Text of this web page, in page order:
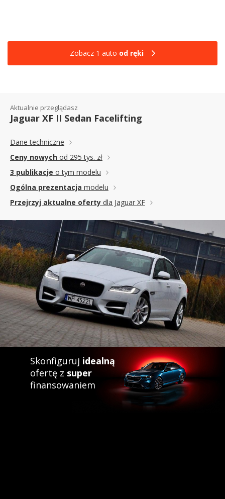
Zobacz 1 auto od ręki
Aktualnie przeglądasz
Jaguar XF II Sedan Facelifting
Dane techniczne
Ceny nowych od 295 tys. zł
3 publikacje o tym modelu
Ogólna prezentacja modelu
Przejrzyj aktualne oferty dla Jaguar XF
Skonfiguruj idealną
ofertę z super
finansowaniem